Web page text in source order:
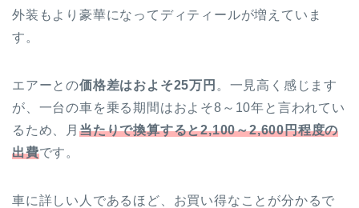
外装もより豪華になってディティールが増えていま
す。
エアーとの価格差はおよそ25万円 。一見高く感じます
が、一台の車を乗る期間はおよそ8～10年と言われてい
るため、月 当たりで換算すると2,100～2,600円程度の
出費です。
車に詳しい人であるほど、お買い得なことが分かるで